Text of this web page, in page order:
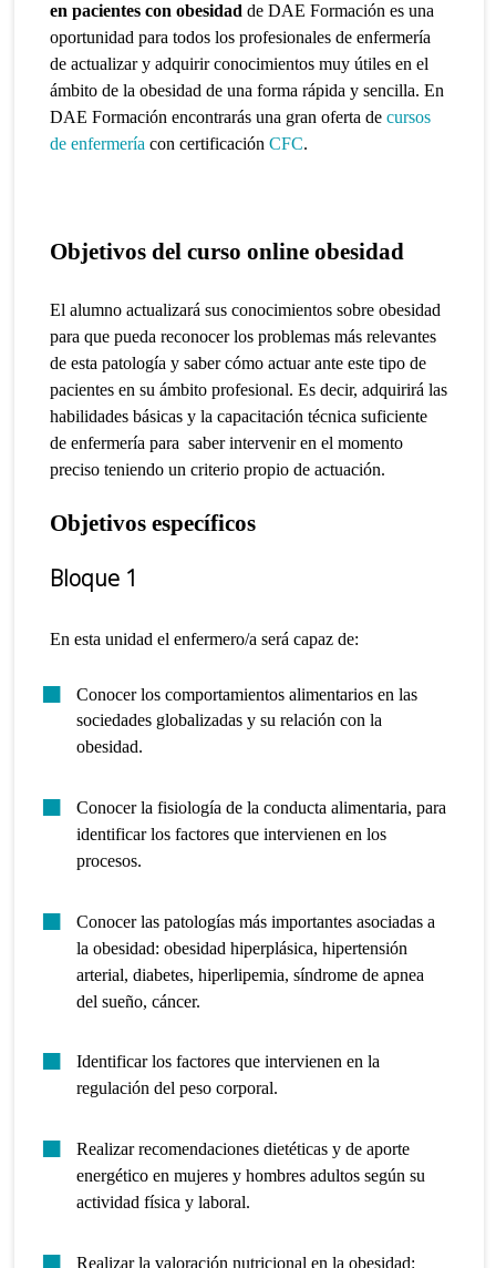
en pacientes con obesidad de DAE Formación es una
oportunidad para todos los profesionales de enfermería
de actualizar y adquirir conocimientos muy útiles en el
ámbito de la obesidad de una forma rápida y sencilla.En
DAE Formación encontrarás una gran oferta decursos
de enfermería con certificaciónCFC.
Objetivos del curso online obesidad
El alumno actualizará sus conocimientos sobre obesidad
para que pueda reconocer los problemas más relevantes
de esta patología y saber cómo actuar ante este tipo de
pacientes en su ámbito profesional.Es decir, adquirirá las
habilidades básicas y la capacitación técnica suficiente
de enfermería para saber intervenir en el momento
preciso teniendo un criterio propio de actuación.
Objetivos específicos
Bloque 1
En esta unidad el enfermero/a será capaz de:
Conocer los comportamientos alimentarios en las
sociedades globalizadas y su relación con la
obesidad.
Conocer la fisiología de la conducta alimentaria, para
identificar los factores que intervienen en los
procesos.
Conocer las patologías más importantes asociadas a
la obesidad: obesidad hiperplásica, hipertensión
arterial, diabetes, hiperlipemia, síndrome de apnea
del sueño, cáncer.
Identificar los factores que intervienen en la
regulación del peso corporal.
Realizar recomendaciones dietéticas y de aporte
energético en mujeres y hombres adultos según su
actividad física y laboral.
Realizar la valoración nutricional en la obesidad: